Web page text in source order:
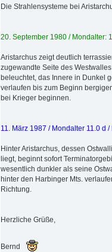
Die Strahlensysteme bei
20. September 1980 / Mondalter:
Aristarchus zeigt deutlich
zugewandte Seite des
beleuchtet, das Innere in Dunkel
verlaufen bis zum Beginn
bei Krieger beginnen.
11. März 1987 / Mondalter 11.0 d
Hinter Aristarchus, dessen
liegt, beginnt sofort
wesentlich dunkler als seine
hinter den Harbinger Mts.
Richtung.
Herzliche Grüße,
Bernd